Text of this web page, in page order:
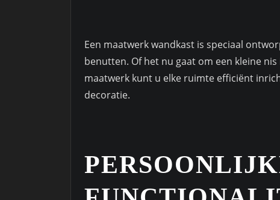
Een maatwerk wandkast is speciaal
benutten. Of het nu gaat om een kleine
maatwerk kunt u elke ruimte efficiënt
decoratie.